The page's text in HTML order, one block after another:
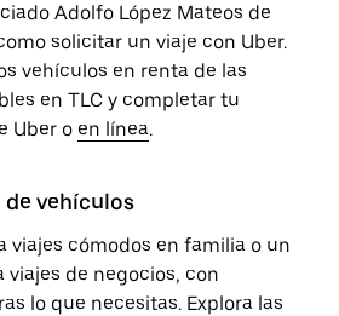
Adolfo López Mateos de
solicitar un viaje con Uber.
vehículos en renta de las
en TLC y completar tu
Uber o en línea.
vehículos
viajes cómodos en familia o un
de negocios, con
lo que necesitas. Explora las